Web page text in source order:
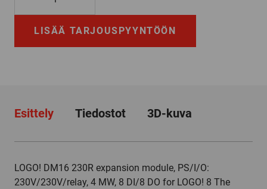
0BA2
määräLISÄÄ TARJOUSPYYNTÖÖN
Esittely Tiedostot 3D-kuva
LOGO! DM16 230R expansion module, PS/I/O:
230V/230V/relay, 4 MW, 8 DI/8 DO for LOGO! 8 The